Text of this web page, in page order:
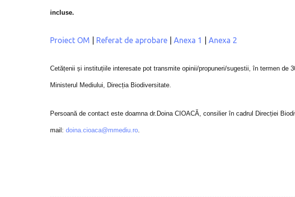
incluse.
Proiect OM Referat de aprobare Anexa 1 Anexa 2
Cetățenii și instituțiile interesate pot transmite opinii/propuneri/sugestii, în termen de
Ministerul Mediului, Direcția Biodiversitate.
Persoană de contact este doamna dr.Doina CIOACĂ, consilier în cadrul Direcției
mail: doina.cioaca@mmediu.ro